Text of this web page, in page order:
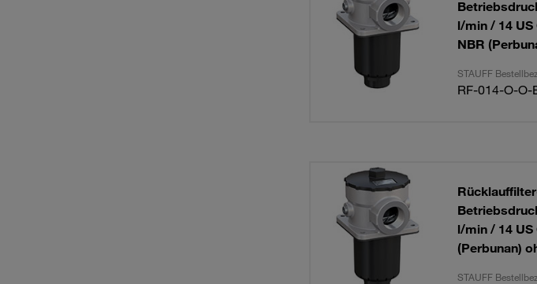
l/min / 14
NBR
STAUFF
RF-014-O-O-
l/min / 14
(Perbunan)
STAUFF